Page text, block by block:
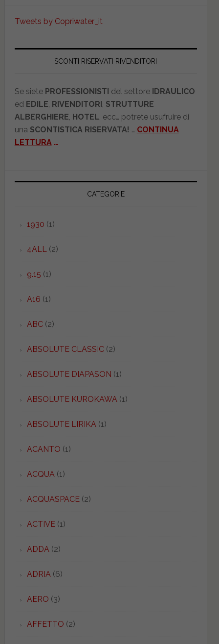
Tweets by Copriwater_it
SCONTI RISERVATI RIVENDITORI
Se siete PROFESSIONISTI del settore IDRAULICO
ed EDILE, RIVENDITORI, STRUTTURE
ALBERGHIERE, HOTEL, ecc… potrete usufruire di
una SCONTISTICA RISERVATA! … CONTINUA
LETTURA…
CATEGORIE
1930 (1)
4ALL(2)
9.15 (1)
A16 (1)
ABC(2)
ABSOLUTE CLASSIC(2)
ABSOLUTE DIAPASON (1)
ABSOLUTE KUROKAWA(1)
ABSOLUTE LIRIKA(1)
ACANTO (1)
ACQUA(1)
ACQUASPACE(2)
ACTIVE(1)
ADDA(2)
ADRIA(6)
AERO (3)
AFFETTO (2)